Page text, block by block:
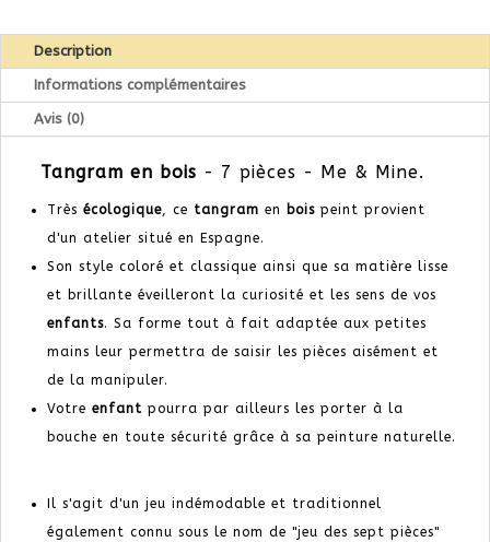
Description
Informations complémentaires
Avis (0)
Tangram en bois - 7 pièces - Me & Mine.
Très écologique, ce tangram en bois peint provient
d'un atelier situé en Espagne.
Son style coloré et classique ainsi que sa matière lisse
et brillante éveilleront la curiosité et les sens de vos
enfants. Sa forme tout à fait adaptée aux petites
mains leur permettra de saisir les pièces aisément et
de la manipuler.
Votre enfant pourra par ailleurs les porter à la
bouche en toute sécurité grâce à sa peinture naturelle.
Il s'agit d'un jeu indémodable et traditionnel
également connu sous le nom de "jeu des sept pièces"